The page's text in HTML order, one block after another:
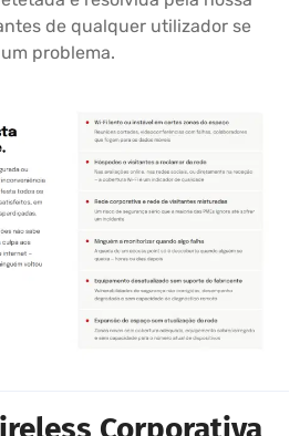
de qualquer utilizador se
problema.